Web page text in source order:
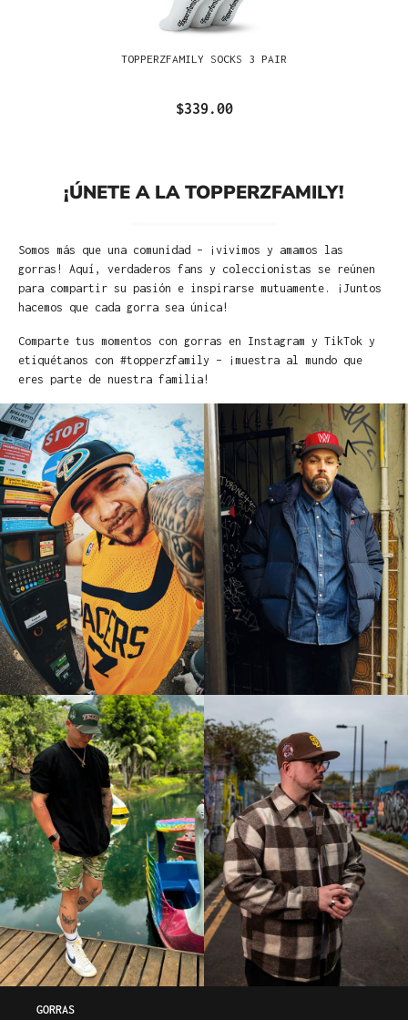
TOPPERZFAMILY SOCKS 3 PAIR
$339.00
¡ÚNETE A LA TOPPERZFAMILY!
Somos más que una comunidad – ¡vivimos y amamos las
gorras! Aquí, verdaderos fans y coleccionistas se reúnen
para compartir su pasión e inspirarse mutuamente. ¡Juntos
hacemos que cada gorra sea única!
Comparte tus momentos con gorras en Instagram y TikTok y
etiquétanos con #topperzfamily – ¡muestra al mundo que
eres parte de nuestra familia!
GORRAS